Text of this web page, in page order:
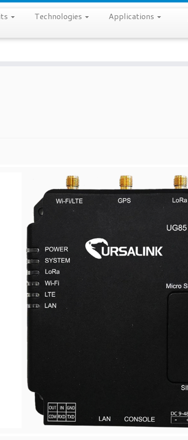
Technologies Applications